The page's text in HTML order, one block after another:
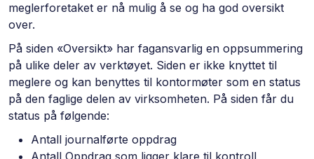
meglerforetaket er nå mulig å se og ha god oversikt
over.
På siden «Oversikt» har fagansvarlig en oppsummering
på ulike deler av verktøyet. Siden er ikke knyttet til
meglere og kan benyttes til kontormøter som en status
på den faglige delen av virksomheten. På siden får du
status på følgende:
Antall journalførte oppdrag
Antall Oppdrag som ligger klare til kontroll